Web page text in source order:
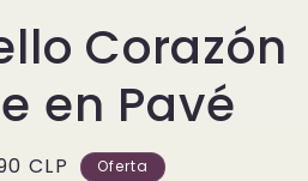
Corazón
en Pavé
CLP Oferta